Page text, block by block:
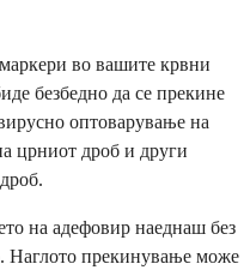
во вашите крвни
безбедно да се прекине
оптоварување на
црниот дроб и други
на адефовир наеднаш без
Наглото прекинување може